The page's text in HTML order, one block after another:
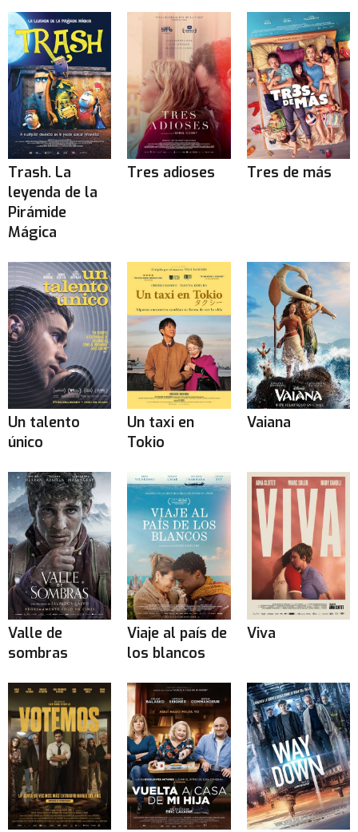
Trash. La
leyenda de la
Pirámide
Mágica
Tres adioses Tres de más
Un talento
único
Un taxi en
Tokio
Vaiana
Valle de
sombras
Viaje al país de
los blancos
Viva